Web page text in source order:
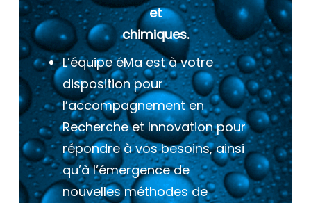
et
chimiques.
L’équipe éMa est à votre
disposition pour
l’accompagnement en
Recherche et Innovation pour
répondre à vos besoins, ainsi
qu’à l’émergence de
nouvelles méthodes de